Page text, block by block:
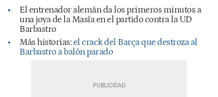
El entrenador alemán da los primeros minutos a
una joya de la Masía en el partido contra la UD
Barbastro
Más historias:el crack del Barça que destroza al
Barbastro a balón parado